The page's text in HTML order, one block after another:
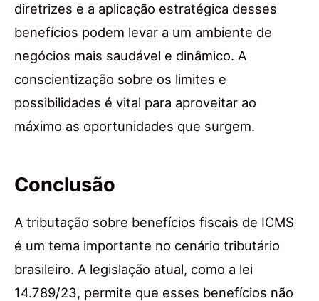
diretrizes e a aplicação estratégica desses
benefícios podem levar a um ambiente de
negócios mais saudável e dinâmico. A
conscientização sobre os limites e
possibilidades é vital para aproveitar ao
máximo as oportunidades que surgem.
Conclusão
A tributação sobre benefícios fiscais de ICMS
é um tema importante no cenário tributário
brasileiro. A legislação atual, como a lei
14.789/23, permite que esses benefícios não